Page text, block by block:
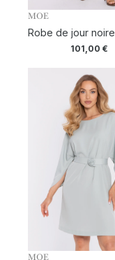
MOE
Robe de jour noire
101,00 €
MOE